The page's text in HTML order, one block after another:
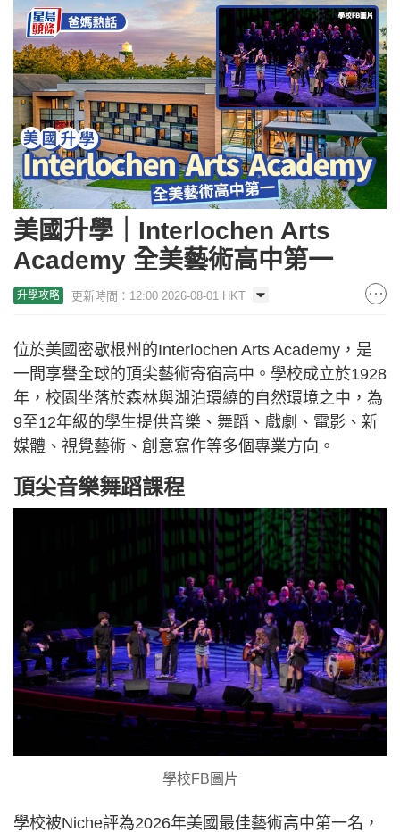
美國升學｜Interlochen Arts
Academy 全美藝術高中第一
升學攻略 更新時間：12:00 2026-08-01 HKT
位於美國密歇根州的Interlochen Arts Academy，是
一間享譽全球的頂尖藝術寄宿高中。學校成立於1928
年，校園坐落於森林與湖泊環繞的自然環境之中，為
9至12年級的學生提供音樂、舞蹈、戲劇、電影、新
媒體、視覺藝術、創意寫作等多個專業方向。
頂尖音樂舞蹈課程
學校FB圖片
學校被Niche評為2026年美國最佳藝術高中第一名，